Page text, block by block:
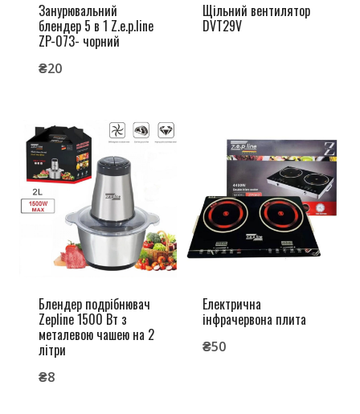
Занурювальний
блендер 5 в 1 Z.e.p.line
ZP-073- чорний
₴20
Щільний вентилятор
DVT29V
Блендер подрібнювач
Zepline 1500 Вт з
металевою чашею на 2
літри
₴8
Електрична
інфрачервона плита
₴50